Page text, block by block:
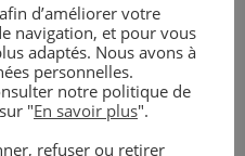
couverts dans
prescription
d’améliorer votre
navigation, et pour vous
adaptés. Nous avons à
personnelles.
notre politique de
"En savoir plus".
refuser ou retirer